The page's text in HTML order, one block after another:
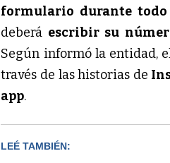
formulario durante todo
deberá escribir su
Según informó la entidad,
través de las historias de
app.
LEÉ TAMBIÉN: